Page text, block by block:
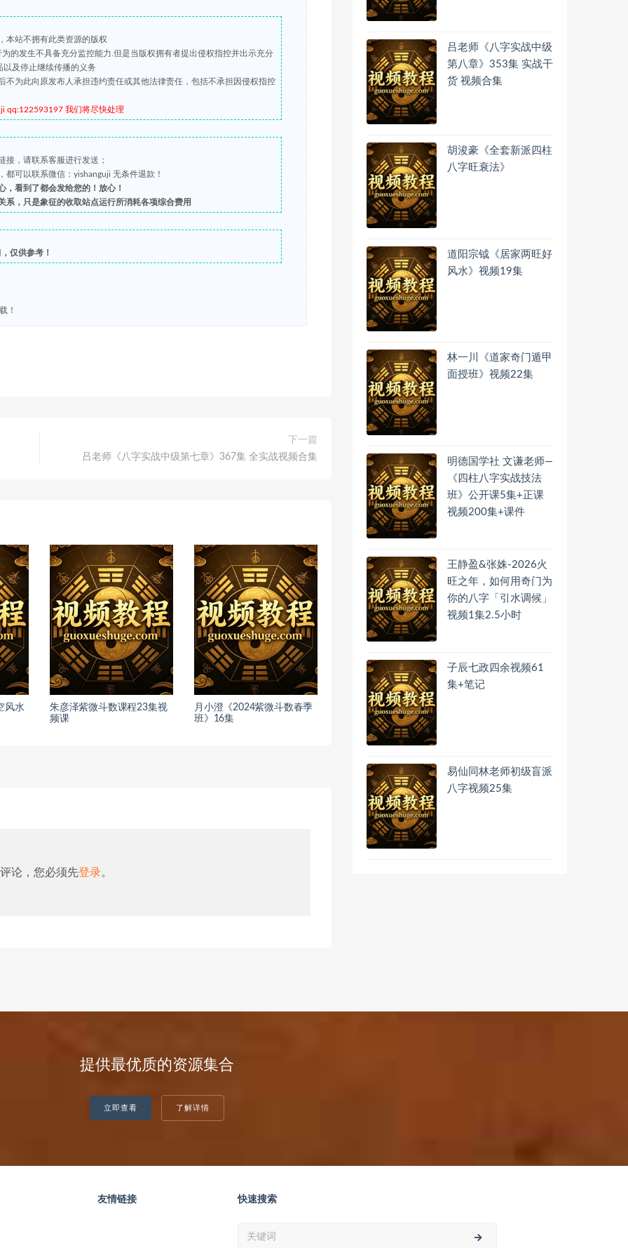
本站不拥有此类资源的版权
的发生不具备充分监控能力.但是当版权拥有者提出侵权指控并出示充分
及停止继续传播的义务
不为此向原发布人承担违约责任或其他法律责任，包括不承担因侵权指控
qq:122593197 我们将尽快处理
接，请联系客服进行发送；
可以联系微信：yishanguji 无条件退款！
，看到了都会发给您的！放心！
系，只是象征的收取站点运行所消耗各项综合费用
仅供参考！
！
下一篇
吕老师《八字实战中级第七章》367集 全实战视频合集
风水
朱彦泽紫微斗数课程23集视
频课
月小澄《2024紫微斗数春季
班》16集
论，您必须先登录。
吕老师《八字实战中级
第八章》353集 实战干
货 视频合集
胡浚豪《全套新派四柱
八字旺衰法》
道阳宗钺《居家两旺好
风水》视频19集
林一川《道家奇门遁甲
面授班》视频22集
明德国学社 文谦老师—
《四柱八字实战技法
班》公开课5集+正课
视频200集+课件
王静盈&张姝-2026火
旺之年，如何用奇门为
你的八字「引水调候」
视频1集2.5小时
子辰七政四余视频61
集+笔记
易仙同林老师初级盲派
八字视频25集
提供最优质的资源集合
立即查看 了解详情
友情链接 快速搜索